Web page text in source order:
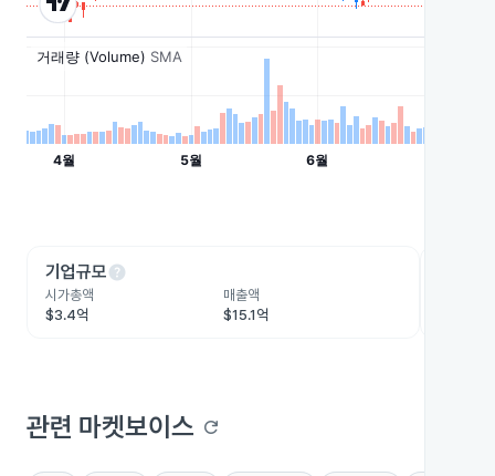
기업규모help
시가총액
$3.4억
매출액
$15.1억
관련 마켓보이스 refresh